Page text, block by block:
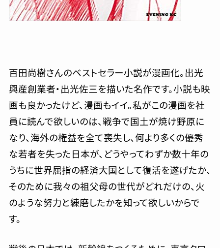
百田尚樹さんのベストセラー小説が漫画化。出光
興産創業者・出光佐三を描いた名作です。小説も映
画も良かったけど、漫画もイイ。私がこの漫画を社
員に読んで欲しいのは、戦争で国土が焼け野原に
なり、海外の権益を全て喪失し、何より多くの優秀
な若者を失った日本が、どうやってわずか数十年の
うちに世界屈指の経済大国として復活を遂げたか、
そのために我々の祖父母の世代がどれだけの、火
のような努力と練磨したかを知って欲しいからで
す。